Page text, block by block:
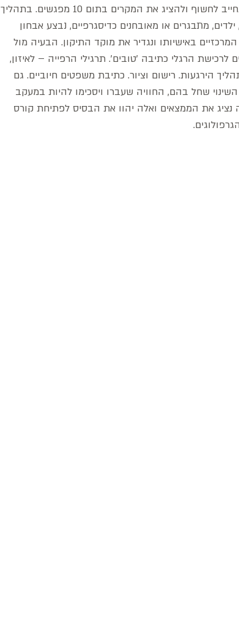
יבצע את הגרפותרפיה ויתחייב לחשוף ולהציג את המקרים בתום 10 מפגשים. בתהליך
מתבגרים או מאובחנים כדיסגרפיים, נבצע אבחון
באישיותו ונגדיר את מוקד התיקון. הבעיה מול
הרגלי כתיבה 'טובים'. תרגילי הרפייה – לאיזון,
הירגעות. רישום וציור. כתיבת משפטים חיוביים. גם
שחל בהם, החוויה שעברו ויסכימו להיות במעקב
את הממצאים ואלה יהוו את הבסיס לפתיחת קורס